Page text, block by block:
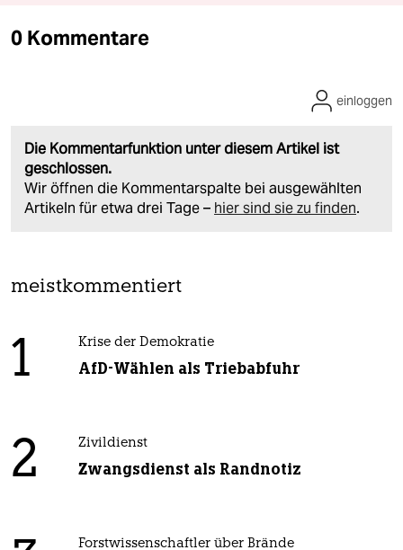
0 Kommentare
Die Kommentarfunktion unter diesem Artikel ist
geschlossen.
Wir öffnen die Kommentarspalte bei ausgewählten
Artikeln für etwa drei Tage – hier sind sie zu finden.
einloggen
meistkommentiert
1 Krise der Demokratie
AfD-Wählen als Triebabfuhr
2 Zivildienst
Zwangsdienst als Randnotiz
Forstwissenschaftler über Brände